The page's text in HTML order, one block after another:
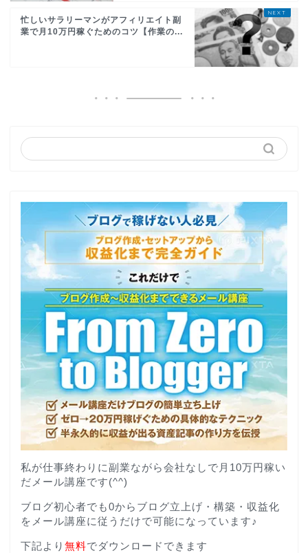
忙しいサラリーマンがアフィリエイト副
業で月10万円稼ぐためのコツ【作業の...
私が仕事終わりに副業ながら会社なしで月10万円稼い
だメール講座です(^^)
ブログ初心者でも0からブログ立上げ・構築・収益化
をメール講座に従うだけで可能になっています♪
下記より 無料でダウンロードできます